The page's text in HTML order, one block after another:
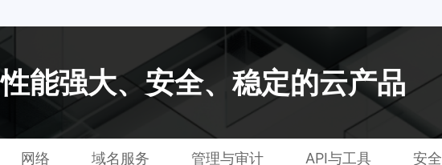
性能强大、安全、稳定的云产品
网络 域名服务 管理与审计 API与工具 安全